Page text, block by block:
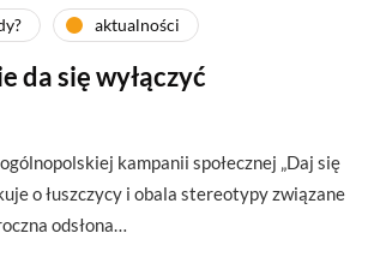
aktualności
da się wyłączyć
kampanii społecznej „Daj się
o łuszczycy i obala stereotypy związane
odsłona…